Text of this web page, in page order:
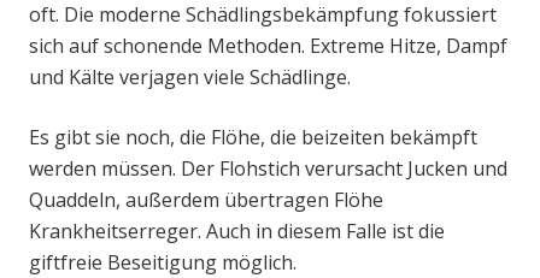
oft. Die moderne Schädlingsbekämpfung fokussiert
sich auf schonende Methoden. Extreme Hitze, Dampf
und Kälte verjagen viele Schädlinge.
Es gibt sie noch, die Flöhe, die beizeiten bekämpft
werden müssen. Der Flohstich verursacht Jucken und
Quaddeln, außerdem übertragen Flöhe
Krankheitserreger. Auch in diesem Falle ist die
giftfreie Beseitigung möglich.